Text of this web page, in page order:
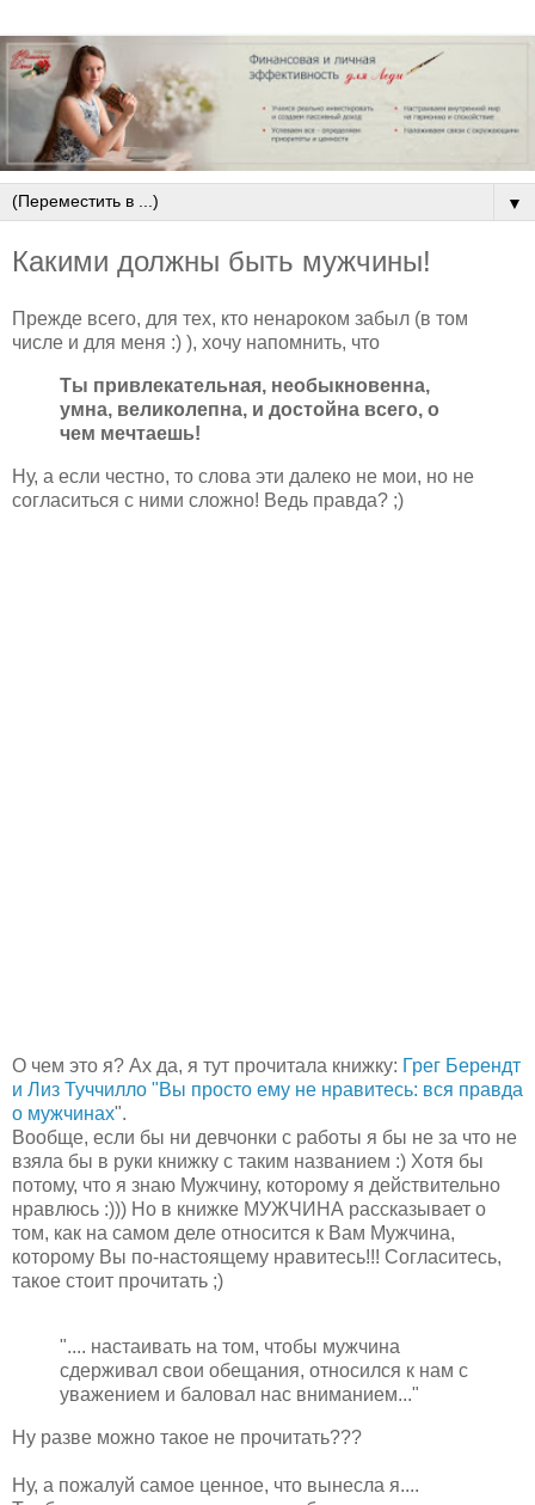
▼
Какими должны быть мужчины!
Прежде всего, для тех, кто ненароком забыл (в том
числе и для меня :) ), хочу напомнить, что
Ты привлекательная, необыкновенна,
умна, великолепна, и достойна всего, о
чем мечтаешь!
Ну, а если честно, то слова эти далеко не мои, но не
согласиться с ними сложно! Ведь правда? ;)
О чем это я? Ах да, я тут прочитала книжку: Грег Берендт
и Лиз Туччилло "Вы просто ему не нравитесь: вся правда
о мужчинах".
Вообще, если бы ни девчонки с работы я бы не за что не
взяла бы в руки книжку с таким названием :) Хотя бы
потому, что я знаю Мужчину, которому я действительно
нравлюсь :))) Но в книжке МУЖЧИНА рассказывает о
том, как на самом деле относится к Вам Мужчина,
которому Вы по-настоящему нравитесь!!! Согласитесь,
такое стоит прочитать ;)
".... настаивать на том, чтобы мужчина
сдерживал свои обещания, относился к нам с
уважением и баловал нас вниманием..."
Ну разве можно такое не прочитать???
Ну, а пожалуй самое ценное, что вынесла я....